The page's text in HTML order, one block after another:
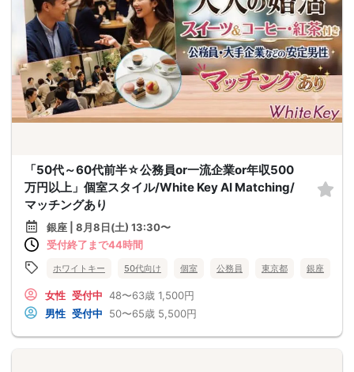
「50代～60代前半☆公務員or一流企業or年収500
万円以上」個室スタイル/White Key AI Matching/
マッチングあり
銀座 | 8月8日(土) 13:30〜
受付終了まで44時間
ホワイトキー 50代向け 個室 公務員 東京都 銀座
女性 受付中 48〜63歳 1,500円
男性 受付中 50〜65歳 5,500円